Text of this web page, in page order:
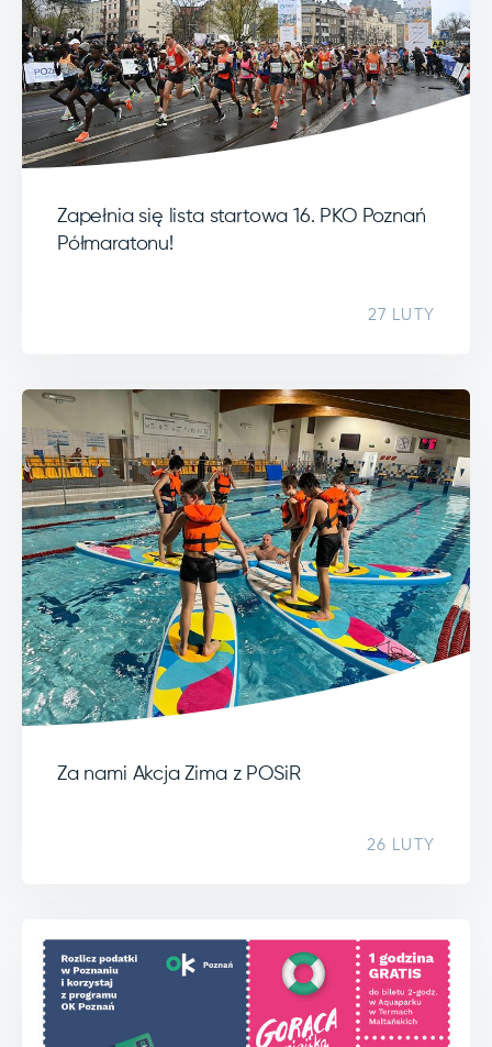
Zapełnia się lista startowa 16. PKO Poznań
Półmaratonu!
27 LUTY
Za nami Akcja Zima z POSiR
26 LUTY